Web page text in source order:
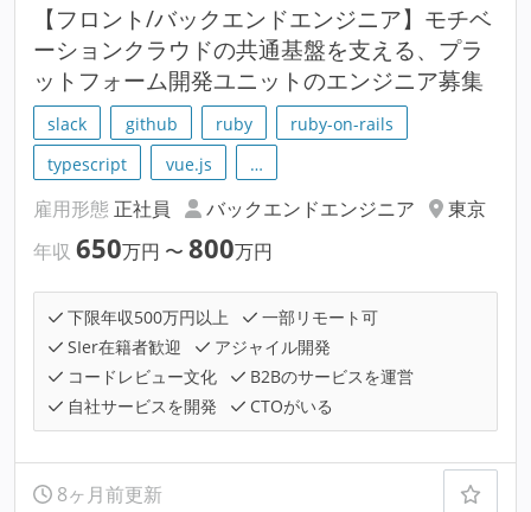
【フロント/バックエンドエンジニア】モチベ
ーションクラウドの共通基盤を支える、プラ
ットフォーム開発ユニットのエンジニア募集
slack github ruby
ruby-on-rails
typescript
vue.js …
雇用形態 正社員 バックエンドエンジニア
東京
年収 650万円 〜 800万円
下限年収500万円以上
一部リモート可
SIer在籍者歓迎
アジャイル開発
コードレビュー文化
B2Bのサービスを運営
自社サービスを開発
CTOがいる
8ヶ月前更新